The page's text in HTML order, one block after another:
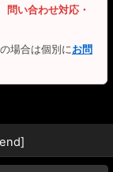
い合わせ対応・
場合は個別にお問
]